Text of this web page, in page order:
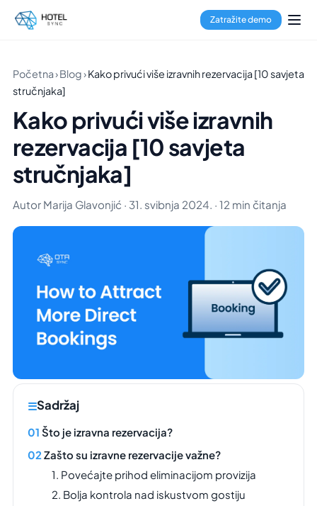
Zatražite demo
Početna›Blog›Kako privući više izravnih rezervacija [10 savjeta
stručnjaka]
Kako privući više izravnih
rezervacija [10 savjeta
stručnjaka]
Autor Marija Glavonjić · 31. svibnja 2024. · 12 min čitanja
Sadržaj
Što je izravna rezervacija?
Zašto su izravne rezervacije važne?
1. Povećajte prihod eliminacijom provizija
2. Bolja kontrola nad iskustvom gostiju